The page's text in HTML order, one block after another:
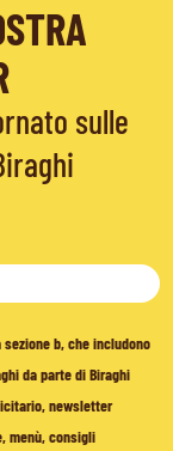
sulle
b, che includono
da parte di Biraghi
newsletter
menù, consigli